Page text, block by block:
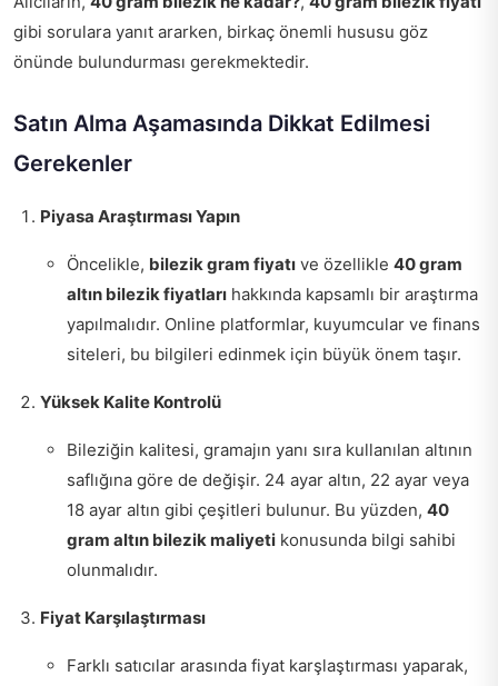
gibi sorulara yanıt ararken, birkaç önemli hususu göz
önünde bulundurması gerekmektedir.
Satın Alma Aşamasında Dikkat Edilmesi
Gerekenler
Piyasa Araştırması Yapın
Öncelikle, bilezik gram fiyatı ve özellikle 40 gram
altın bilezik fiyatları hakkında kapsamlı bir araştırma
yapılmalıdır. Online platformlar, kuyumcular ve finans
siteleri, bu bilgileri edinmek için büyük önem taşır.
Yüksek Kalite Kontrolü
Bileziğin kalitesi, gramajın yanı sıra kullanılan altının
saflığına göre de değişir. 24 ayar altın, 22 ayar veya
18 ayar altın gibi çeşitleri bulunur. Bu yüzden, 40
gram altın bilezik maliyeti konusunda bilgi sahibi
olunmalıdır.
Fiyat Karşılaştırması
Farklı satıcılar arasında fiyat karşlaştırması yaparak,